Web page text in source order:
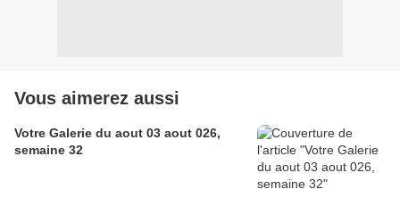
Vous aimerez aussi
Votre Galerie du aout 03 aout 026,
semaine 32